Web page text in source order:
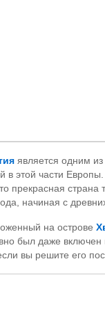
является одним
в этой части
прекрасная
начиная с
на острове
был даже
вы решите его